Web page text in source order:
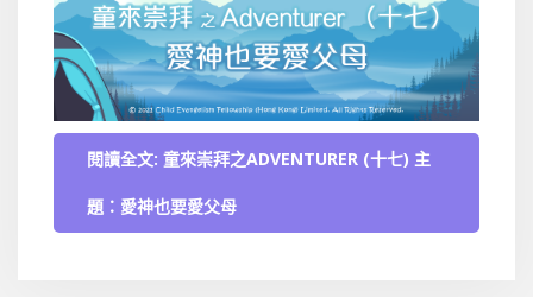
閱讀全文: 童來崇拜之ADVENTURER (十七) 主
題：愛神也要愛父母